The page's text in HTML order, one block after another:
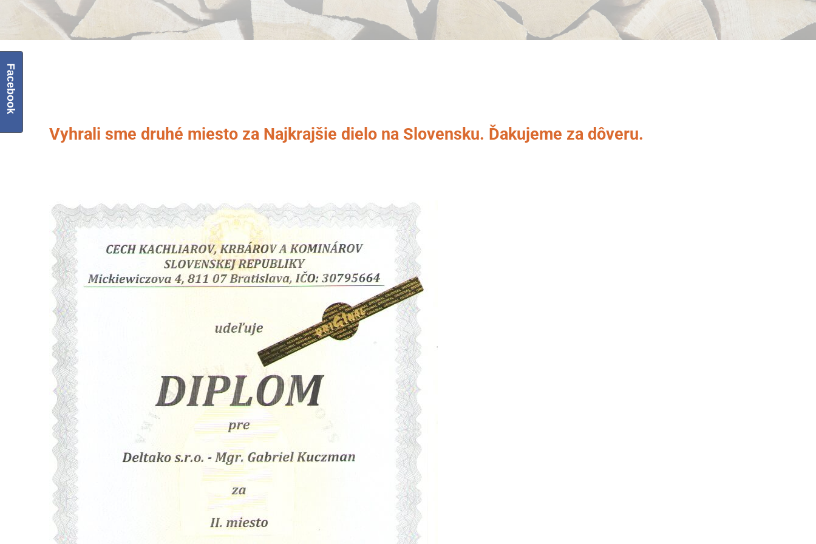
Vyhrali sme druhé miesto za Najkrajšie dielo na Slovensku. Ďakujeme za dôveru.
Facebook